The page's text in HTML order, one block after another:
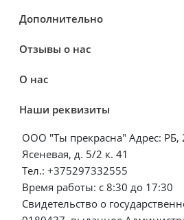
Дополнительно
Отзывы о нас
О нас
Наши реквизиты
ООО "Ты прекрасна" Адрес: РБ,
Ясеневая, д. 5/2 к. 41
Тел.: +375297332555
Время работы: с 8:30 до 17:30
Свидетельство о